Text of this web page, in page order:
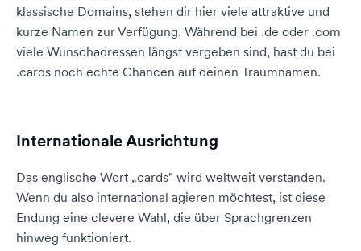
klassische Domains, stehen dir hier viele attraktive und
kurze Namen zur Verfügung. Während bei .de oder .com
viele Wunschadressen längst vergeben sind, hast du bei
.cards noch echte Chancen auf deinen Traumnamen.
Internationale Ausrichtung
Das englische Wort „cards" wird weltweit verstanden.
Wenn du also international agieren möchtest, ist diese
Endung eine clevere Wahl, die über Sprachgrenzen
hinweg funktioniert.